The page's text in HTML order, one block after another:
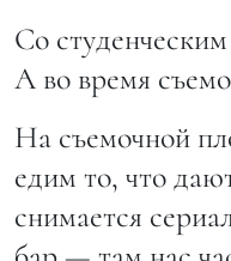
Со
А во время
На съемочной
едим то, что
снимается